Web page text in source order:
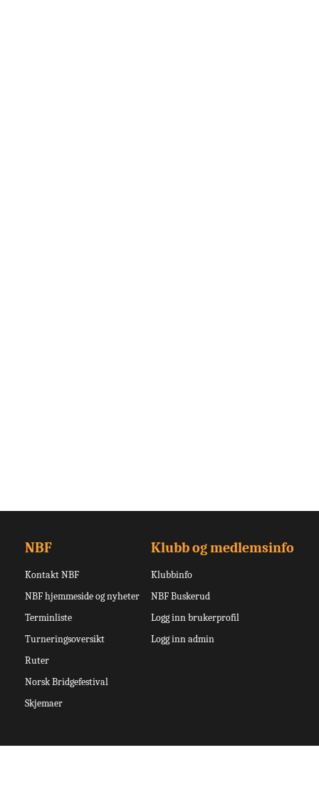
NBF
Kontakt NBF
NBF hjemmeside og nyheter
Terminliste
Turneringsoversikt
Ruter
Norsk Bridgefestival
Skjemaer
Klubb og medlemsinfo
Klubbinfo
NBF Buskerud
Logg inn brukerprofil
Logg inn admin